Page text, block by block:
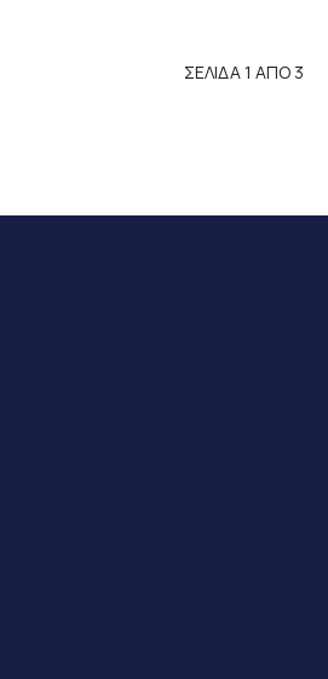
ΣΕΛΙΔΑ 1 ΑΠΟ 3